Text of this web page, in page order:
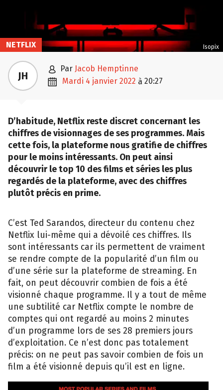
Isopix
NETFLIX
JH  par Jacob Hemptinne
 mardi 4 janvier 2022 à 20:27
D’habitude, Netflix reste discret concernant les
chiffres de visionnages de ses programmes. Mais
cette fois, la plateforme nous gratifie de chiffres
pour le moins intéressants. On peut ainsi
découvrir le top 10 des films et séries les plus
regardés de la plateforme, avec des chiffres
plutôt précis en prime.
C’est Ted Sarandos, directeur du contenu chez
Netflix lui-même qui a dévoilé ces chiffres. Ils
sont intéressants car ils permettent de vraiment
se rendre compte de la popularité d’un film ou
d’une série sur la plateforme de streaming. En
fait, on peut découvrir combien de fois a été
visionné chaque programme. Il y a tout de même
une subtilité car Netflix compte le nombre de
comptes qui ont regardé au moins 2 minutes
d’un programme lors de ses 28 premiers jours
d’exploitation. Ce n’est donc pas totalement
précis: on ne peut pas savoir combien de fois un
film a été visionné depuis qu’il est en ligne.